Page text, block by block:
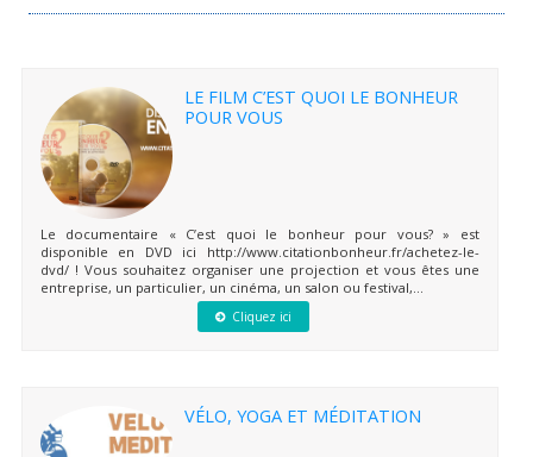
LE FILM C’EST QUOI LE BONHEUR
POUR VOUS
Le documentaire « C’est quoi le bonheur pour vous? » est
disponible en DVD ici http://www.citationbonheur.fr/achetez-le-
dvd/ ! Vous souhaitez organiser une projection et vous êtes une
entreprise, un particulier, un cinéma, un salon ou festival,...
Cliquez ici
VÉLO, YOGA ET MÉDITATION